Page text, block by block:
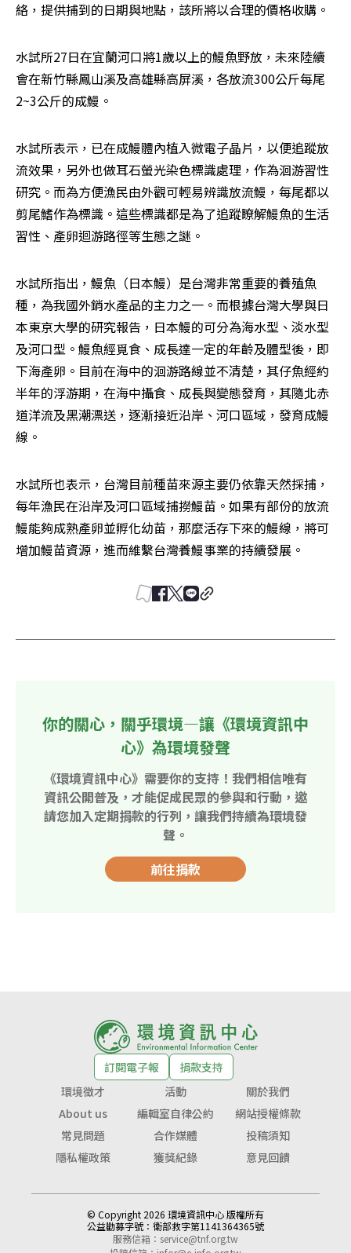
絡，提供捕到的日期與地點，該所將以合理的價格收購。
水試所27日在宜蘭河口將1歲以上的鰻魚野放，未來陸續
會在新竹縣鳳山溪及高雄縣高屏溪，各放流300公斤每尾
2~3公斤的成鰻。
水試所表示，已在成鰻體內植入微電子晶片，以便追蹤放
流效果，另外也做耳石螢光染色標識處理，作為洄游習性
研究。而為方便漁民由外觀可輕易辨識放流鰻，每尾都以
剪尾鰭作為標識。這些標識都是為了追蹤瞭解鰻魚的生活
習性、產卵迴游路徑等生態之謎。
水試所指出，鰻魚（日本鰻）是台灣非常重要的養殖魚
種，為我國外銷水產品的主力之一。而根據台灣大學與日
本東京大學的研究報告，日本鰻的可分為海水型、淡水型
及河口型。鰻魚經覓食、成長達一定的年齡及體型後，即
下海產卵。目前在海中的洄游路線並不清楚，其仔魚經約
半年的浮游期，在海中攝食、成長與變態發育，其隨北赤
道洋流及黑潮漂送，逐漸接近沿岸、河口區域，發育成鰻
線。
水試所也表示，台灣目前種苗來源主要仍依靠天然採捕，
每年漁民在沿岸及河口區域捕撈鰻苗。如果有部份的放流
鰻能夠成熟產卵並孵化幼苗，那麼活存下來的鰻線，將可
增加鰻苗資源，進而維繫台灣養鰻事業的持續發展。
你的關心，關乎環境—讓《環境資訊中
心》為環境發聲
《環境資訊中心》需要你的支持！我們相信唯有
資訊公開普及，才能促成民眾的參與和行動，邀
請您加入定期捐款的行列，讓我們持續為環境發
聲。
前往捐款
訂閱電子報
捐款支持
環境徵才
活動
關於我們
About us
編輯室自律公約
網站授權條款
常見問題
合作媒體
投稿須知
隱私權政策
獲獎紀錄 意見回饋
© Copyright 2026 環境資訊中心 版權所有
公益勸募字號： 衛部救字第1141364365號
服務信箱： service@tnf.org.tw